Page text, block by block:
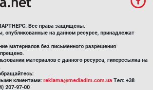
Все права защищены.
опубликованные на данном ресурсе, принадлежат
материалов без письменного разрешения
материалов с данного ресурса, гиперссылка на
клиентами: reklama@mediadim.com.ua Тел: +38
207-97-00